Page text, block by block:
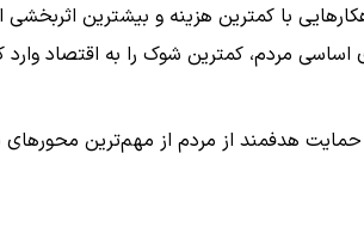
با کمترین هزینه و بیشترین اثربخشی
مردم، کمترین شوک را به اقتصاد وارد
حمایت هدفمند از مردم از مهم‌ترین محور‌های